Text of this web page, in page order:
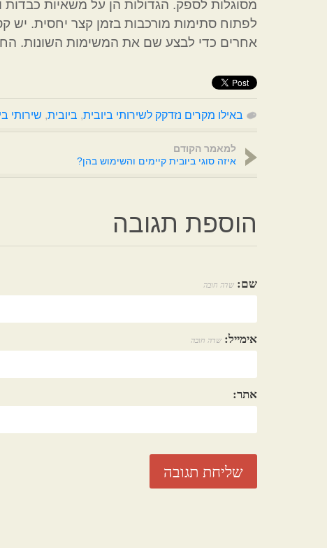
מסוגלות לספק. הגדולות הן על משאיות כבדות
לפתוח סתימות מורכבות בזמן קצר יחסית. יש
אחרים כדי לבצע שם את המשימות השונות.
באילו מקרים נזדקק לשירותי ביובית, ביובית, שירותי
למאמר הקודם
איזה סוגי ביובית קיימים והשימוש בהן?
הוספת תגובה
שם: שדה חובה
אימייל: שדה חובה
אתר: